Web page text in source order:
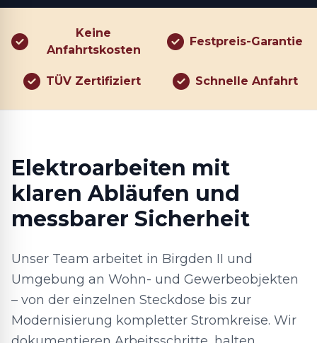
Keine
Anfahrtskosten
Festpreis-Garantie
TÜV Zertifiziert Schnelle Anfahrt
Elektroarbeiten mit
klaren Abläufen und
messbarer Sicherheit
Unser Team arbeitet in Birgden II und
Umgebung an Wohn- und Gewerbeobjekten
– von der einzelnen Steckdose bis zur
Modernisierung kompletter Stromkreise. Wir